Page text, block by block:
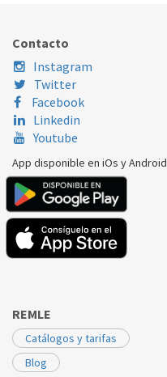
Contacto
Instagram
Twitter
Facebook
Linkedin
Youtube
App disponible en iOs y Android
REMLE
Catálogos y tarifas
Blog